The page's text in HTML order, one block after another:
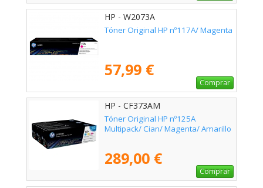
HP - W2073A
Tóner Original HP nº117A/ Magenta
57,99 €
Comprar
HP - CF373AM
Tóner Original HP nº125A
Multipack/ Cian/ Magenta/ Amarillo
289,00 €
Comprar